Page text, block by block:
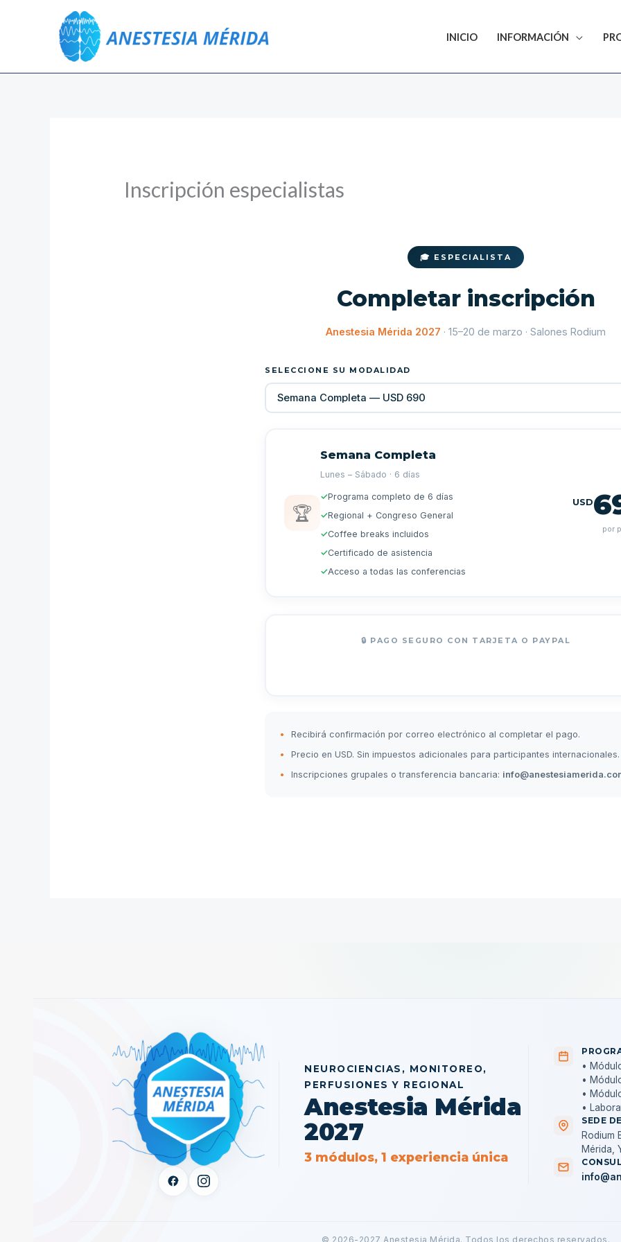
INICIO INFORMACIÓN
Inscripción especialistas
🎓 ESPECIALISTA
Completar inscripción
Anestesia Mérida 2027 · 15–20 de marzo · Salones Rodium
SELECCIONE SU MODALIDAD
🏆
Semana Completa
Lunes – Sábado · 6 días
✓Programa completo de 6 días
✓Regional + Congreso General
✓Coffee breaks incluidos
✓Certificado de asistencia
✓Acceso a todas las conferencias
USD
por
🔒 PAGO SEGURO CON TARJETA O PAYPAL
Recibirá confirmación por correo electrónico al completar el pago.
Precio en USD. Sin impuestos adicionales para participantes internacionales.
Inscripciones grupales o transferencia bancaria:
NEUROCIENCIAS, MONITOREO,
PERFUSIONES Y REGIONAL
Anestesia Mérida
2027
3 módulos, 1 experiencia única
•
•
•
•
SEDE
Rodium
Mérida,
© 2026-2027 Anestesia Mérida. Todos los derechos reservados.